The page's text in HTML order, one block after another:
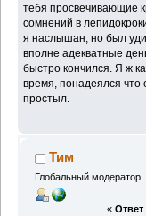
тебя просвечивающие
сомнений в
я наслышан, но был
вполне адекватные
быстро кончился. Я ж
время, понадеялся что
простыл.
Тим
Глобальный модератор
« Ответ